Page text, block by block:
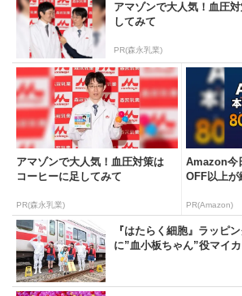
アマゾンで大人気！血圧
してみて
PR(森永乳業)
アマゾンで大人気！血圧対策は
コーヒーに足してみて
PR(森永乳業)
Amazon今
OFF以上が
PR(Amazon)
『はたらく細胞』ラッピ
に”血小板ちゃん”役マイ